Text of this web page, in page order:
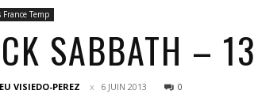
Temp
SABBATH – 13
VISIEDO-PEREZ 6 JUIN 2013 0